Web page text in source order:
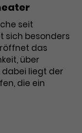
Google
Cookie
hilft dabei
unsere
seit
sich besonders
das
über
liegt der
die ein